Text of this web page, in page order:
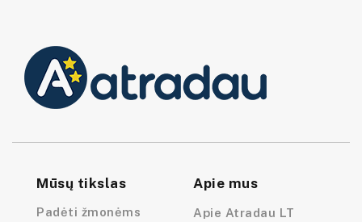
Mūsų tikslas
Padėti žmonėms
Apie mus
Apie Atradau LT